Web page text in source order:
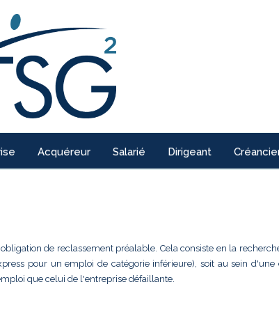
Acquéreur Salarié Dirigeant
de reclassement préalable. Cela consiste en la
pour un emploi de catégorie inférieure), soit au sein d'une
que celui de l'entreprise défaillante.